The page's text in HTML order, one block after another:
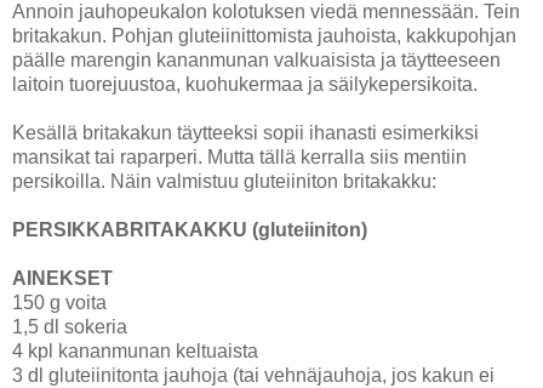
Annoin jauhopeukalon kolotuksen viedä mennessään. Tein
britakakun. Pohjan gluteiinittomista jauhoista, kakkupohjan
päälle marengin kananmunan valkuaisista ja täytteeseen
laitoin tuorejuustoa, kuohukermaa ja säilykepersikoita.
Kesällä britakakun täytteeksi sopii ihanasti esimerkiksi
mansikat tai raparperi. Mutta tällä kerralla siis mentiin
persikoilla. Näin valmistuu gluteiiniton britakakku:
PERSIKKABRITAKAKKU (gluteiiniton)
AINEKSET
150 g voita
1,5 dl sokeria
4 kpl kananmunan keltuaista
3 dl gluteiinitonta jauhoja (tai vehnäjauhoja, jos kakun ei